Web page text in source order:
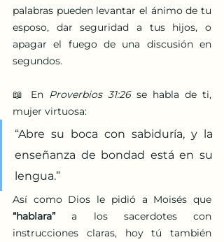
palabras pueden levantar el ánimo de tu
esposo, dar seguridad a tus hijos, o
apagar el fuego de una discusión en
segundos.
📖 En Proverbios 31:26 se habla de ti,
mujer virtuosa:
“Abre su boca con sabiduría, y la
enseñanza de bondad está en su
lengua.”
“hablara” a los sacerdotes con
instrucciones claras, hoy tú también